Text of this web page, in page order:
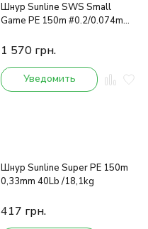
Шнур Sunline SWS Small
Game PE 150m #0.2/0.074mm
1 570 грн.
Уведомить
Шнур Sunline Super PE 150m
0,33mm 40Lb /18,1kg
417 грн.